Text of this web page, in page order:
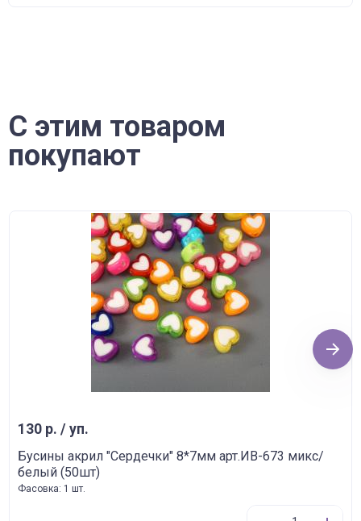
С этим товаром
покупают
130 р. / уп.
Бусины акрил "Сердечки" 8*7мм арт.ИВ-673 микс/
белый (50шт)
Фасовка: 1 шт.
Next